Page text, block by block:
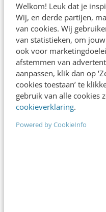
Welkom! Leuk dat je
Wij, en derde partijen,
van cookies. Wij
van statistieken, om
ook voor
afstemmen van
aanpassen, klik dan op
cookies toestaan’ te
gebruik van alle cookies
cookieverklaring.
Powered by CookieInfo
MARKETING
Wat is het geheim
Ben & Jerry’s?
Verhalen vertellen, dat
ze bestaan. Geen
manager Stephan